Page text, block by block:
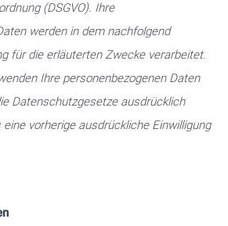
(DSGVO). Ihre
werden in dem nachfolgend
für die erläuterten Zwecke verarbeitet.
Ihre personenbezogenen Daten
Datenschutzgesetze ausdrücklich
vorherige ausdrückliche Einwilligung